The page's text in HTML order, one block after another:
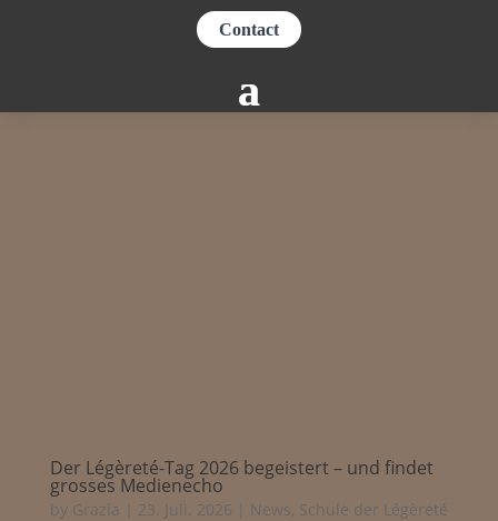
Contact
Der Légèreté-Tag 2026 begeistert – und findet
grosses Medienecho
by Grazia 23. Juli. 2026 News, Schule der Légèreté